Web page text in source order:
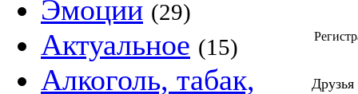
Эмоции (29)
Актуальное (15)
Алкоголь, табак,
Друзья